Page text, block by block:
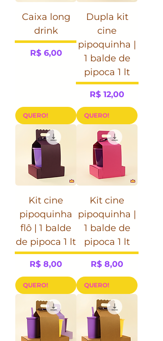
Caixa long
drink
Preço
R$ 6,00
QUERO!
Dupla kit
cine
pipoquinha |
1 balde de
pipoca 1 lt
Preço
R$ 12,00
QUERO!
Kit cine
pipoquinha
flô | 1 balde
de pipoca 1 lt
Preço
R$ 8,00
QUERO!
Kit cine
pipoquinha |
1 balde de
pipoca 1 lt
Preço
R$ 8,00
QUERO!